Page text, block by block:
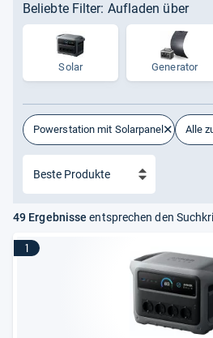
Beliebte Filter: Aufladen über
Solar Generator
Powerstation mit Solarpanel Alle
49 Ergebnisse entsprechen den
1